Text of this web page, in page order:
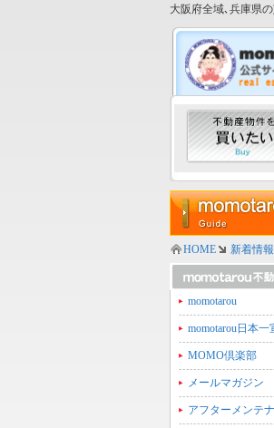
大阪府全域､兵庫県
HOME 新着情
momotarou
momotarou日本一
MOMO倶楽部
メールマガジン
アフターメンテ